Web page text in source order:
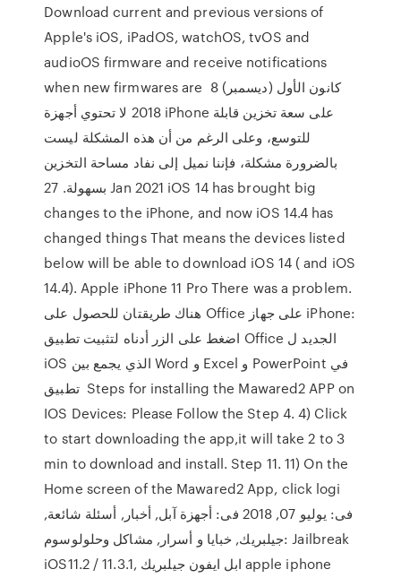
Download current and previous versions of
Apple's iOS, iPadOS, watchOS, tvOS and
audioOS firmware and receive notifications
when new firmwares are 8 كانون الأول (ديسمبر)
2018 لا تحتوي أجهزة iPhone على سعة تخزين قابلة
للتوسع، وعلى الرغم من أن هذه المشكلة ليست
بالضرورة مشكلة، فإننا نميل إلى نفاد مساحة التخزين
بسهولة. 27 Jan 2021 iOS 14 has brought big
changes to the iPhone, and now iOS 14.4 has
changed things That means the devices listed
below will be able to download iOS 14 ( and iOS
14.4). Apple iPhone 11 Pro There was a problem.
هناك طريقتان للحصول على Office على جهاز iPhone:
اضغط على الزر أدناه لتثبيت تطبيق Office الجديد ل
iOS الذي يجمع بين Word و Excel و PowerPoint في
تطبيق Steps for installing the Mawared2 APP on
IOS Devices: Please Follow the Step 4. 4) Click
to start downloading the app,it will take 2 to 3
min to download and install. Step 11. 11) On the
Home screen of the Mawared2 App, click logi
فى: يوليو 07, 2018 فى: أجهزة آبل, أخبار, أسئلة شائعة,
جيلبريك, خبايا و أسرار, مشاكل وحلولوسوم: Jailbreak
iOS11.2 / 11.3.1, ابل ايفون جيلبريك apple iphone